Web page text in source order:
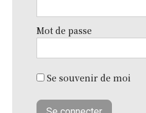
Mot de passe
Se souvenir de moi